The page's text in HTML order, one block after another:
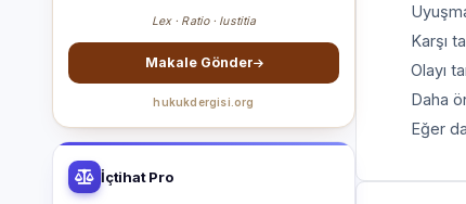
Lex · Ratio · Iustitia
Makale Gönder
hukukdergisi.org
İçtihat Pro
Karşı
Olayı
Daha
Eğer